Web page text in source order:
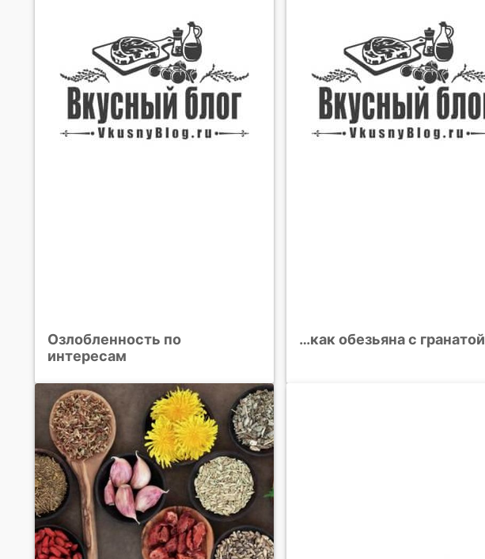
Озлобленность по
интересам
…как обезьяна с гранатой